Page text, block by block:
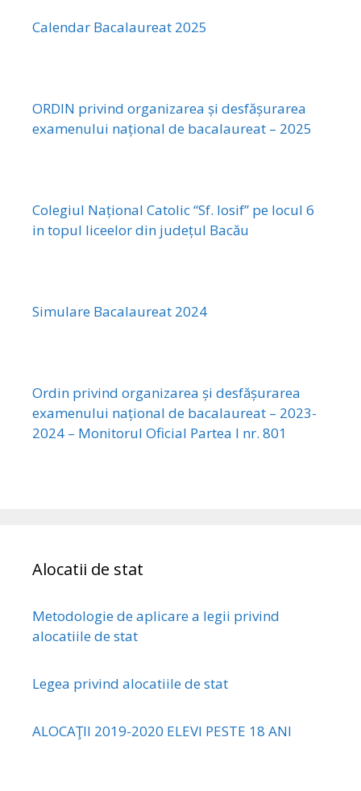
Calendar Bacalaureat 2025
ORDIN privind organizarea și desfășurarea
examenului național de bacalaureat – 2025
Colegiul Național Catolic “Sf. Iosif” pe locul 6
in topul liceelor din județul Bacău
Simulare Bacalaureat 2024
Ordin privind organizarea și desfășurarea
examenului național de bacalaureat – 2023-
2024 – Monitorul Oficial Partea I nr. 801
Alocatii de stat
Metodologie de aplicare a legii privind
alocatiile de stat
Legea privind alocatiile de stat
ALOCAŢII 2019-2020 ELEVI PESTE 18 ANI